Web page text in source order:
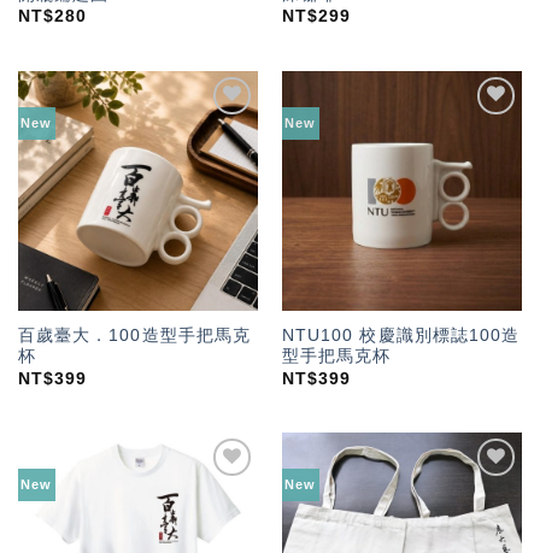
NT$280
NT$299
New
加入
「願
望輕
單」
百歲臺大．100造型手把馬克
杯
NT$399
New
NTU100 校慶識別標誌100造
型手把馬克杯
NT$399
New
加入
「願
New
加入
「願
望輕
單」